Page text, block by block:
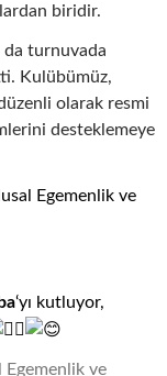
biridir.
da turnuvada
Kulübümüz,
olarak resmi
desteklemeye
Egemenlik ve
‘yı kutluyor,